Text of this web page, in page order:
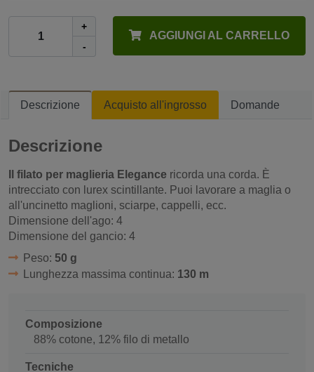
+
-
AGGIUNGI AL CARRELLO
Descrizione Acquisto all'ingrosso Domande
Descrizione
Il filato per maglieria Elegance ricorda una corda. È
intrecciato con lurex scintillante. Puoi lavorare a maglia o
all'uncinetto maglioni, sciarpe, cappelli, ecc.
Dimensione dell'ago: 4
Dimensione del gancio: 4
Peso: 50 g
Lunghezza massima continua: 130 m
Composizione
88% cotone, 12% filo di metallo
Tecniche